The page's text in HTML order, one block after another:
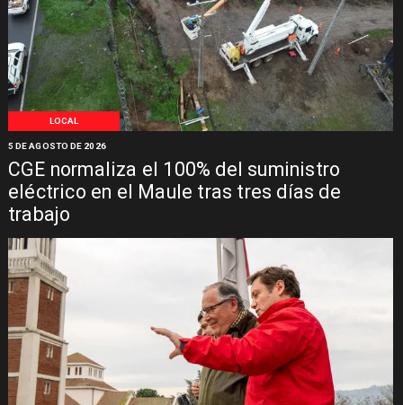
LOCAL
CGE normaliza el 100% del suministro
eléctrico en el Maule tras tres días de
trabajo
5 DE AGOSTO DE 2026